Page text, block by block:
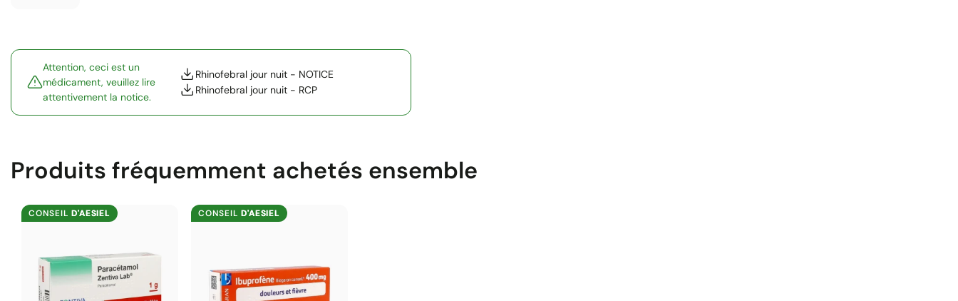
Attention, ceci est un
médicament, veuillez lire
attentivement la notice.
Rhinofebral jour nuit - NOTICE
Rhinofebral jour nuit - RCP
Produits fréquemment achetés ensemble
CONSEILD'AESIEL CONSEILD'AESIEL